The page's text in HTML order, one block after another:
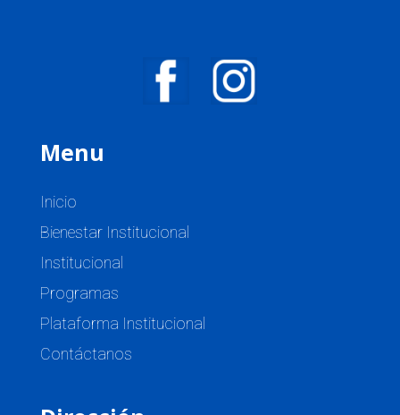
Menu
Inicio
Bienestar Institucional
Institucional
Programas
Plataforma Institucional
Contáctanos